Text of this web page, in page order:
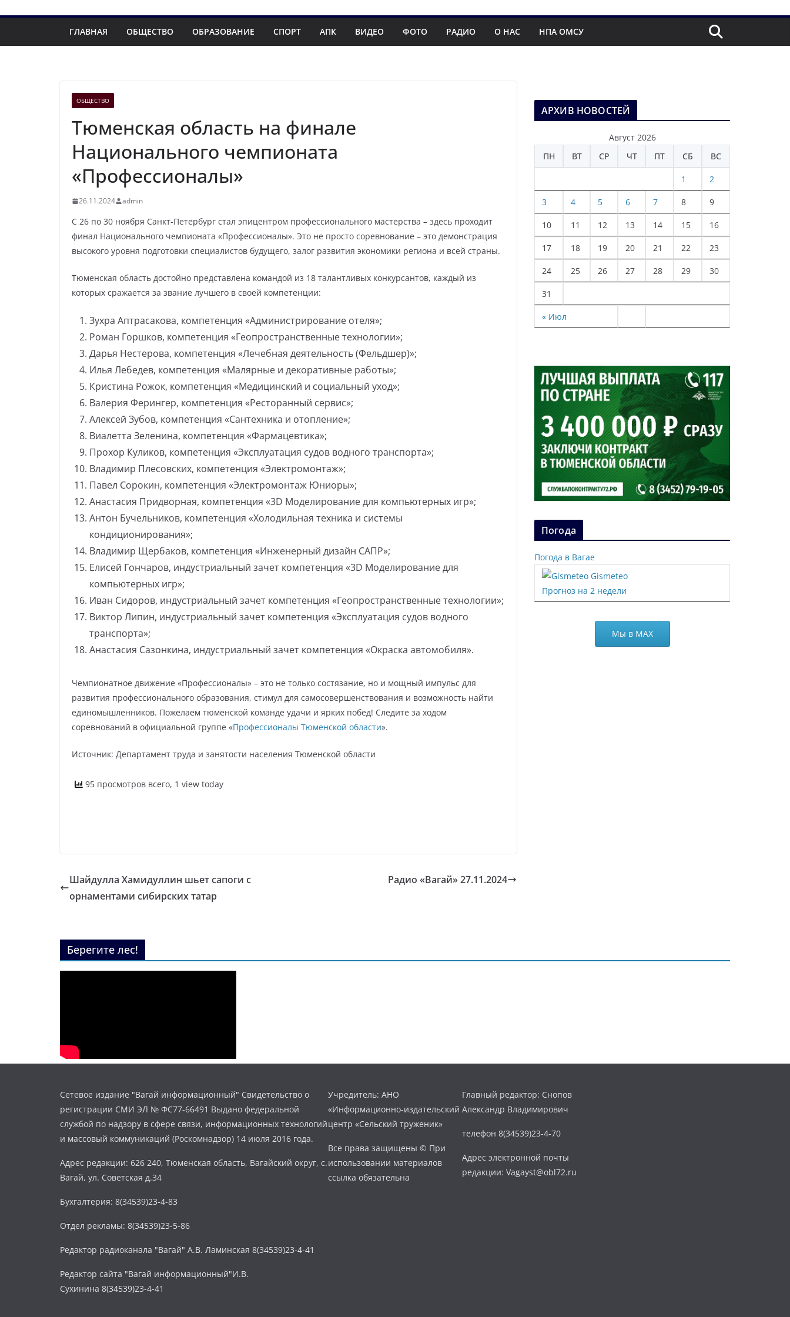
ГЛАВНАЯ ОБЩЕСТВО ОБРАЗОВАНИЕ СПОРТ АПК ВИДЕО ФОТО РАДИО О НАС НПА ОМСУ
ОБЩЕСТВО
Тюменская область на финале
Национального чемпионата
«Профессионалы»
26.11.2024 admin
С 26 по 30 ноября Санкт-Петербург стал эпицентром профессионального мастерства – здесь проходит
финал Национального чемпионата «Профессионалы». Это не просто соревнование – это демонстрация
высокого уровня подготовки специалистов будущего, залог развития экономики региона и всей страны.
Тюменская область достойно представлена командой из 18 талантливых конкурсантов, каждый из
которых сражается за звание лучшего в своей компетенции:
Зухра Аптрасакова, компетенция «Администрирование отеля»;
Роман Горшков, компетенция «Геопространственные технологии»;
Дарья Нестерова, компетенция «Лечебная деятельность (Фельдшер)»;
Илья Лебедев, компетенция «Малярные и декоративные работы»;
Кристина Рожок, компетенция «Медицинский и социальный уход»;
Валерия Ферингер, компетенция «Ресторанный сервис»;
Алексей Зубов, компетенция «Сантехника и отопление»;
Виалетта Зеленина, компетенция «Фармацевтика»;
Прохор Куликов, компетенция «Эксплуатация судов водного транспорта»;
Владимир Плесовских, компетенция «Электромонтаж»;
Павел Сорокин, компетенция «Электромонтаж Юниоры»;
Анастасия Придворная, компетенция «3D Моделирование для компьютерных игр»;
Антон Бучельников, компетенция «Холодильная техника и системы
кондиционирования»;
Владимир Щербаков, компетенция «Инженерный дизайн САПР»;
Елисей Гончаров, индустриальный зачет компетенция «3D Моделирование для
компьютерных игр»;
Иван Сидоров, индустриальный зачет компетенция «Геопространственные технологии»;
Виктор Липин, индустриальный зачет компетенция «Эксплуатация судов водного
транспорта»;
Анастасия Сазонкина, индустриальный зачет компетенция «Окраска автомобиля».
Чемпионатное движение «Профессионалы» – это не только состязание, но и мощный импульс для
развития профессионального образования, стимул для самосовершенствования и возможность найти
единомышленников. Пожелаем тюменской команде удачи и ярких побед! Следите за ходом
соревнований в официальной группе «Профессионалы Тюменской области».
Источник: Департамент труда и занятости населения Тюменской области
95 просмотров всего, 1 view today
Шайдулла Хамидуллин шьет сапоги с
орнаментами сибирских татар
Радио «Вагай» 27.11.2024
АРХИВ НОВОСТЕЙ
Август 2026
ПН
ВТ СР ЧТ ПТ СБ ВС
« Июл
1 2
3 4 5 6 7 8 9
10 11 12 13 14 15 16
17 18 19 20 21 22 23
24 25 26 27 28 29 30
31
Погода
Погода в Вагае
Gismeteo
Прогноз на 2 недели
Мы в МАХ
Берегите лес!
Сетевое издание "Вагай информационный" Свидетельство о
регистрации СМИ ЭЛ № ФС77-66491 Выдано федеральной
службой по надзору в сфере связи, информационных технологий
и массовый коммуникаций (Роскомнадзор) 14 июля 2016 года.
Адрес редакции: 626 240, Тюменская область, Вагайский округ, с.
Вагай, ул. Советская д.34
Бухгалтерия: 8(34539)23-4-83
Отдел рекламы: 8(34539)23-5-86
Редактор радиоканала "Вагай" А.В. Ламинская 8(34539)23-4-41
Редактор сайта "Вагай информационный"И.В.
Сухинина 8(34539)23-4-41
Учредитель: АНО
«Информационно-издательский
центр «Сельский труженик»
Все права защищены © При
использовании материалов
ссылка обязательна
Главный редактор: Снопов
Александр Владимирович
телефон 8(34539)23-4-70
Адрес электронной почты
редакции: Vagayst@obl72.ru